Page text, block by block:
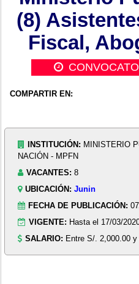
(8)
Fiscal,
COMPARTIR EN:
INSTITUCIÓN: MINISTERIO
NACIÓN - MPFN
VACANTES: 8
UBICACIÓN: Junin
FECHA DE PUBLICACIÓN:
VIGENTE: Hasta el 17/03/
SALARIO: Entre S/. 2,000.00